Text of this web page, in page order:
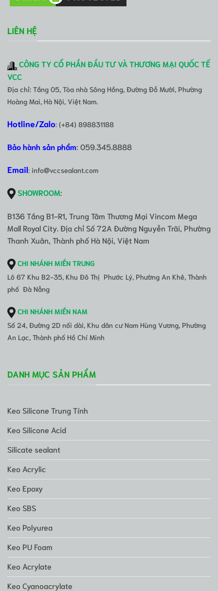
LIÊN HỆ
CÔNG TY CỔ PHẦN ĐẦU TƯ VÀ THƯƠNG MẠI QUỐC TẾ
VCC
Địa chỉ: Tầng 05, Tòa nhà Sông Hồng, Đường Đỗ Mười, Phường
Hoàng Mai, Hà Nội, Việt Nam.
Hotline/Zalo: (+84) 898831188
Bảo hành sản phẩm: 059.345.8888
Email: info@vccsealant.com
SHOWROOM:
B136 Tầng B1-R1, Trung Tâm Thương Mại Vincom Mega
Mall Royal City. Địa chỉ Số 72A Đường Nguyễn Trãi, Phường
Thanh Xuân, Thành phố Hà Nội, Việt Nam
CHI NHÁNH MIỀN TRUNG
Lô 67 Khu B2-35, Khu Đô Thị Phước Lý, Phường An Khê, Thành
phố Đà Nẵng
CHI NHÁNH MIỀN NAM
Số 24, Đường 2D nối dài, Khu dân cư Nam Hùng Vương, Phường
An Lạc, Thành phố Hồ Chí Minh
DANH MỤC SẢN PHẨM
Keo Silicone Trung Tính
Keo Silicone Acid
Silicate sealant
Keo Acrylic
Keo Epoxy
Keo SBS
Keo Polyurea
Keo PU Foam
Keo Acrylate
Keo Cyanoacrylate